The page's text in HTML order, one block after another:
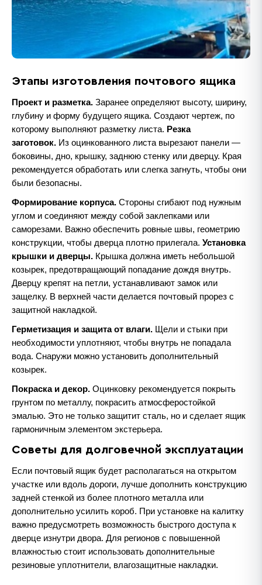
Этапы изготовления почтового ящика
Проект и разметка.Заранее определяют высоту, ширину,
глубину и форму будущего ящика. Создают чертеж, по
которому выполняют разметку листа. Резка
заготовок. Из оцинкованного листа вырезают панели —
боковины, дно, крышку, заднюю стенку или дверцу. Края
рекомендуется обработать или слегка загнуть, чтобы они
были безопасны.
Формирование корпуса.Стороны сгибают под нужным
углом и соединяют между собой заклепками или
саморезами. Важно обеспечить ровные швы, геометрию
конструкции, чтобы дверца плотно прилегала.Установка
крышки и дверцы. Крышка должна иметь небольшой
козырек, предотвращающий попадание дождя внутрь.
Дверцу крепят на петли, устанавливают замок или
защелку. В верхней части делается почтовый прорез с
защитной накладкой.
Герметизация и защита от влаги. Щели и стыки при
необходимости уплотняют, чтобы внутрь не попадала
вода. Снаружи можно установить дополнительный
козырек.
Покраска и декор.Оцинковку рекомендуется покрыть
грунтом по металлу, покрасить атмосферостойкой
эмалью. Это не только защитит сталь, но и сделает ящик
гармоничным элементом экстерьера.
Советы для долговечной эксплуатации
Если почтовый ящик будет располагаться на открытом
участке или вдоль дороги, лучше дополнить конструкцию
задней стенкой из более плотного металла или
дополнительно усилить короб. При установке на калитку
важно предусмотреть возможность быстрого доступа к
дверце изнутри двора. Для регионов с повышенной
влажностью стоит использовать дополнительные
резиновые уплотнители, влагозащитные накладки.